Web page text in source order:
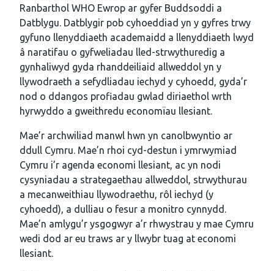
Ranbarthol WHO Ewrop ar gyfer Buddsoddi a
Datblygu. Datblygir pob cyhoeddiad yn y gyfres trwy
gyfuno llenyddiaeth academaidd a llenyddiaeth lwyd
â naratifau o gyfweliadau lled-strwythuredig a
gynhaliwyd gyda rhanddeiliaid allweddol yn y
llywodraeth a sefydliadau iechyd y cyhoedd, gyda’r
nod o ddangos profiadau gwlad diriaethol wrth
hyrwyddo a gweithredu economïau llesiant.
Mae’r archwiliad manwl hwn yn canolbwyntio ar
ddull Cymru. Mae’n rhoi cyd-destun i ymrwymiad
Cymru i’r agenda economi llesiant, ac yn nodi
cysyniadau a strategaethau allweddol, strwythurau
a mecanweithiau llywodraethu, rôl iechyd (y
cyhoedd), a dulliau o fesur a monitro cynnydd.
Mae’n amlygu’r ysgogwyr a’r rhwystrau y mae Cymru
wedi dod ar eu traws ar y llwybr tuag at economi
llesiant.